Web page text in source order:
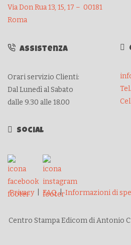
Via Don Rua 13, 15, 17 – 00181
Roma
Assistenza
Orari servizio Clienti:
Dal Lunedì al Sabato
dalle 9.30 alle 18.00
Social
Privacy| FAQ|Informazioni di
Centro Stampa Edicom di Antonio